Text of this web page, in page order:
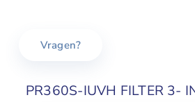
Vragen?
PR360S-IUVH FILTER 3-